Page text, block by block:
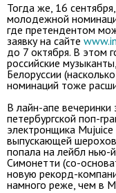
Тогда же, 16
молодежной
где претендентом
заявку на сайте
до 7 октября. В этом
российские
Белоруссии
номинаций тоже
В лайн-апе вечеринки
петербургской поп-
электронщика
выпускающей
попала на лейбл нью-
Симонетти (со-
новую рекорд-
намного реже, чем в